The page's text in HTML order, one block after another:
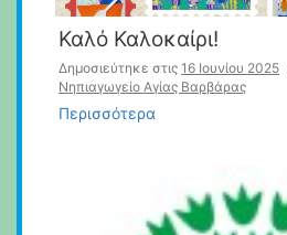
Καλό Καλοκαίρι!
Δημοσιεύτηκε στις 16 Ιουνίου 2025
Νηπιαγωγείο Αγίας Βαρβάρας
Περισσότερα